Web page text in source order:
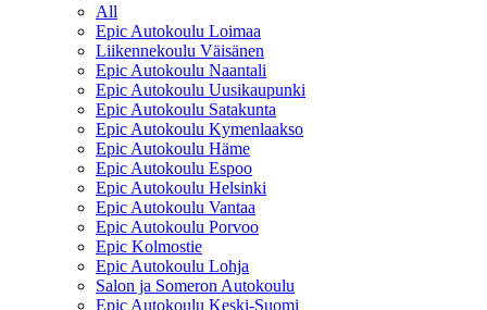
All
Epic Autokoulu Loimaa
Liikennekoulu Väisänen
Epic Autokoulu Naantali
Epic Autokoulu Uusikaupunki
Epic Autokoulu Satakunta
Epic Autokoulu Kymenlaakso
Epic Autokoulu Häme
Epic Autokoulu Espoo
Epic Autokoulu Helsinki
Epic Autokoulu Vantaa
Epic Autokoulu Porvoo
Epic Kolmostie
Epic Autokoulu Lohja
Salon ja Someron Autokoulu
Epic Autokoulu Keski-Suomi